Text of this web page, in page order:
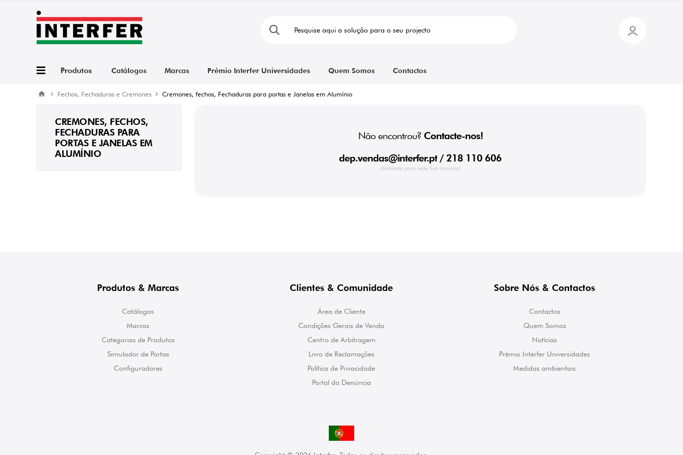
Produtos Catálogos Marcas Prémio Interfer Universidades Quem Somos Contactos
Fechos, Fechaduras e Cremones Cremones, fechos, Fechaduras para portas e Janelas em Alumínio
Não encontrou? Contacte-nos!
dep.vendas@interfer.pt/ 218 110 606
chamada para rede fixa nacional
CREMONES, FECHOS,
FECHADURAS PARA
PORTAS E JANELAS EM
ALUMÍNIO
Produtos & Marcas
Catálogos
Marcas
Categorias de Produtos
Simulador de Portas
Configuradores
Clientes & Comunidade
Área de Cliente
Condições Gerais de Venda
Centro de Arbitragem
Livro de Reclamações
Política de Privacidade
Portal da Denúncia
Sobre Nós & Contactos
Contactos
Quem Somos
Notícias
Prémio Interfer Universidades
Medidas ambientais